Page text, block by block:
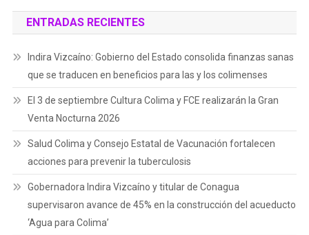
ENTRADAS RECIENTES
Indira Vizcaíno: Gobierno del Estado consolida finanzas sanas
que se traducen en beneficios para las y los colimenses
El 3 de septiembre Cultura Colima y FCE realizarán la Gran
Venta Nocturna 2026
Salud Colima y Consejo Estatal de Vacunación fortalecen
acciones para prevenir la tuberculosis
Gobernadora Indira Vizcaíno y titular de Conagua
supervisaron avance de 45% en la construcción del acueducto
‘Agua para Colima’